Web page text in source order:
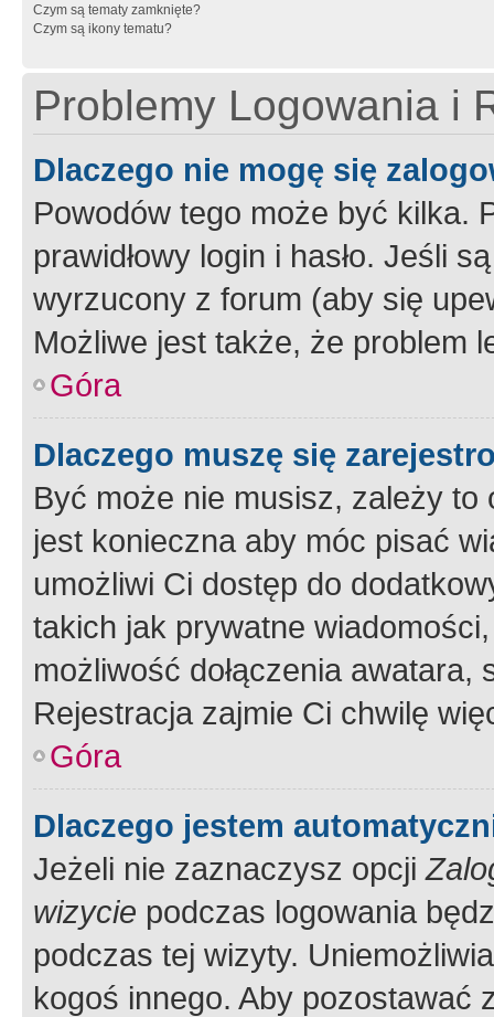
Czym są tematy zamknięte?
Czym są ikony tematu?
Problemy Logowania i
Dlaczego nie mogę się
Powodów tego może być kilka.
prawidłowy login i hasło. Jeśli
wyrzucony z forum (aby się
Możliwe jest także, że problem
Góra
Dlaczego muszę się
Być może nie musisz, zależy
jest konieczna aby móc pisać
umożliwi Ci dostęp do
takich jak prywatne
możliwość dołączenia
Rejestracja zajmie Ci chwilę
Góra
Dlaczego jestem
Jeżeli nie zaznaczysz opcji
wizycie podczas logowania
podczas tej wizyty.
kogoś innego. Aby pozostawać